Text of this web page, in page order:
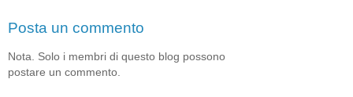
Posta un commento
Nota. Solo i membri di questo blog possono
postare un commento.